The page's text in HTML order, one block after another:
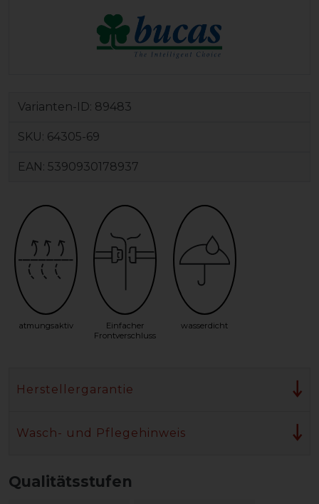
Varianten-ID: 89483
SKU: 64305-69
EAN: 5390930178937
atmungsaktiv
Einfacher
Frontverschluss
wasserdicht
Herstellergarantie
Wasch- und Pflegehinweis
Qualitätsstufen